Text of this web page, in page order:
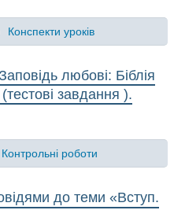
Конспекти уроків
любові: Біблія
завдання ).
Контрольні роботи
до теми «Вступ.